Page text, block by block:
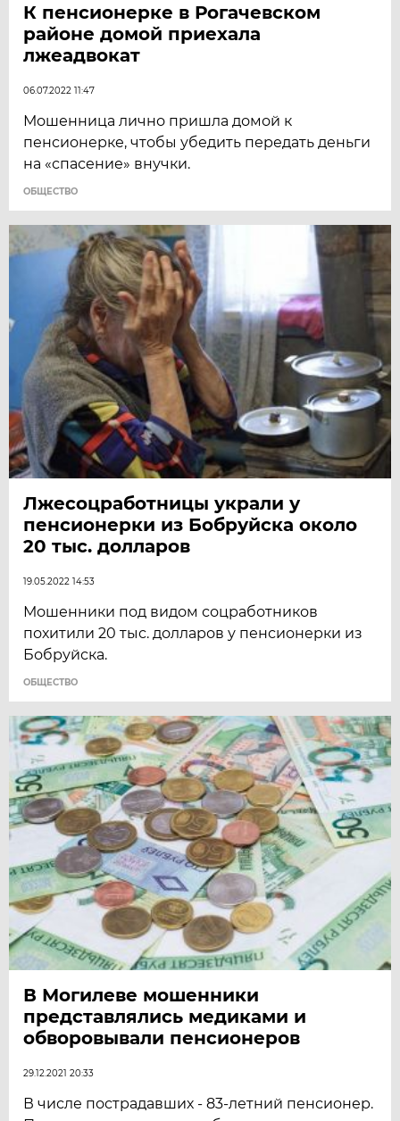
К пенсионерке в Рогачевском
районе домой приехала
лжеадвокат
06.07.2022 11:47
Мошенница лично пришла домой к
пенсионерке, чтобы убедить передать деньги
на «спасение» внучки.
ОБЩЕСТВО
Лжесоцработницы украли у
пенсионерки из Бобруйска около
20 тыс. долларов
19.05.2022 14:53
Мошенники под видом соцработников
похитили 20 тыс. долларов у пенсионерки из
Бобруйска.
ОБЩЕСТВО
В Могилеве мошенники
представлялись медиками и
обворовывали пенсионеров
29.12.2021 20:33
В числе пострадавших - 83-летний пенсионер.